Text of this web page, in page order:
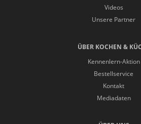
Videos
Unsere Partner
ÜBER KOCHEN &
Kennenlern-Aktion
Bestellservice
Kontakt
Mediadaten